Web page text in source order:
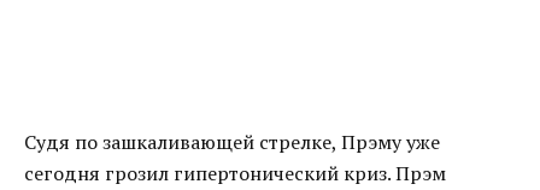
Судя по зашкаливающей стрелке, Прэму уже
сегодня грозил гипертонический криз. Прэм